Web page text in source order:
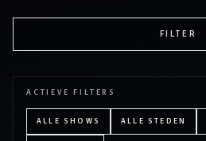
FILTER
ACTIEVE FILTERS
ALLE SHOWS ALLE STEDEN